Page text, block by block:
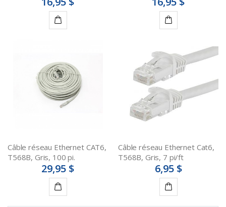
panier
au
panier
Câble réseau Ethernet CAT6,
T568B, Gris, 100 pi.
29,95 $
Câble réseau Ethernet Cat6,
T568B, Gris, 7 pi/ft
6,95 $